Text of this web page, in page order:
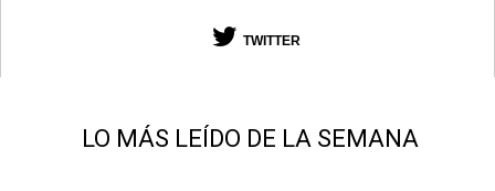
TWITTER
LO MÁS LEÍDO DE LA SEMANA